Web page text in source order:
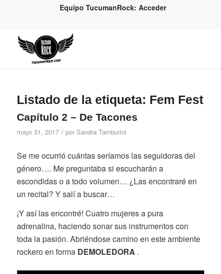
Equipo TucumanRock: Acceder
Listado de la etiqueta: Fem Fest
Capítulo 2 – De Tacones
mayo 31, 2017 / por Sandra Tamburini
Se me ocurrió cuántas seríamos las seguidoras del
género…. Me preguntaba si escucharán a
escondidas o a todo volumen… ¿Las encontraré en
un recital? Y salí a buscar…
¡Y así las encontré! Cuatro mujeres a pura
adrenalina, haciendo sonar sus instrumentos con
toda la pasión. Abriéndose camino en este ambiente
rockero en forma DEMOLEDORA .